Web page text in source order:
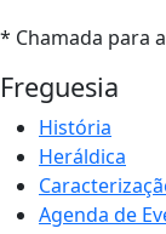
* Chamada para
Freguesia
História
Heráldica
Agenda de